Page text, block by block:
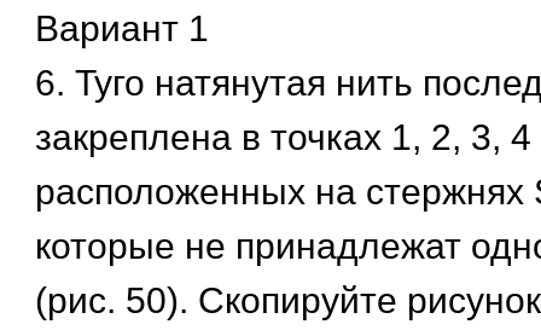
Вариант 1
6. Туго натянутая нить
закреплена в точках 1, 2, 3,
расположенных на стержнях
которые не принадлежат
(рис. 50). Скопируйте